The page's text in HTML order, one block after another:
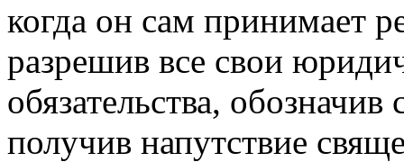
когда он сам принимает
разрешив все свои
обязательства,
получив напутствие